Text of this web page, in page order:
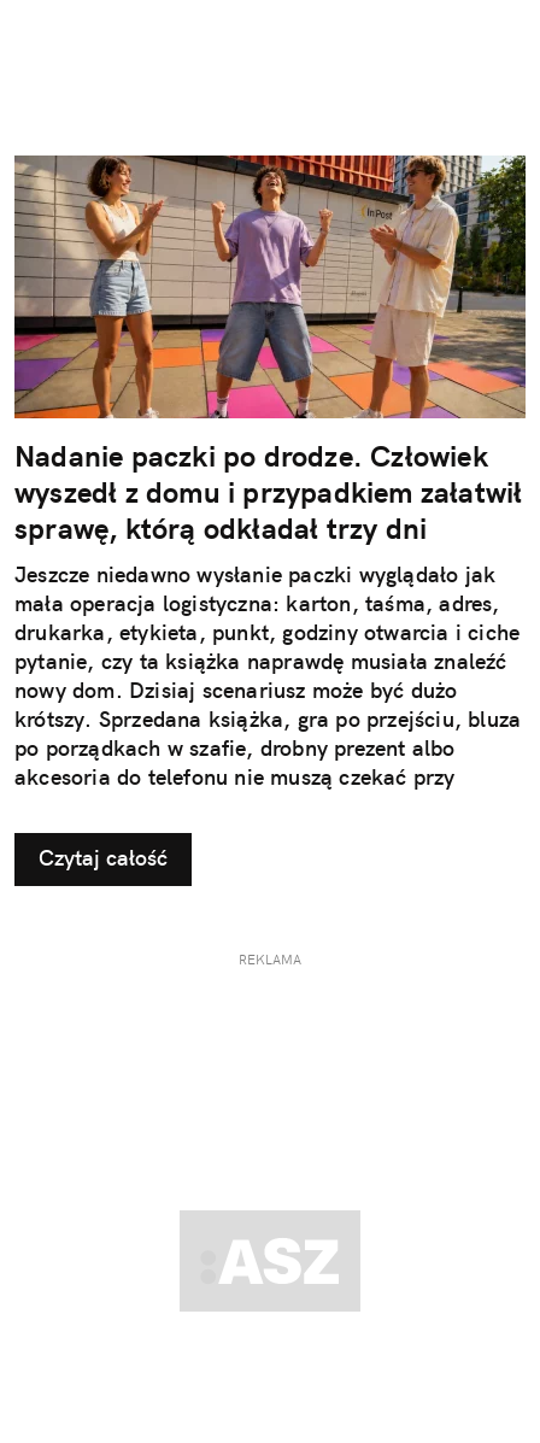
Nadanie paczki po drodze. Człowiek
wyszedł z domu i przypadkiem załatwił
sprawę, którą odkładał trzy dni
Jeszcze niedawno wysłanie paczki wyglądało jak
mała operacja logistyczna: karton, taśma, adres,
drukarka, etykieta, punkt, godziny otwarcia i ciche
pytanie, czy ta książka naprawdę musiała znaleźć
nowy dom. Dzisiaj scenariusz może być dużo
krótszy. Sprzedana książka, gra po przejściu, bluza
po porządkach w szafie, drobny prezent albo
akcesoria do telefonu nie muszą czekać przy
Mobile, dobrze zapakowana paczka i najbliższy
automat Paczkomat®.
Czytaj całość
REKLAMA